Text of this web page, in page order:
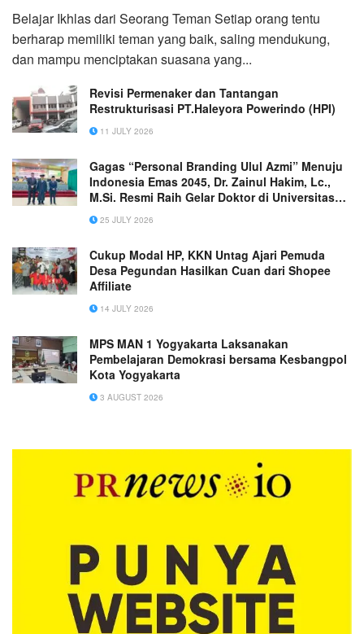
Belajar Ikhlas dari Seorang Teman Setiap orang tentu
berharap memiliki teman yang baik, saling mendukung,
dan mampu menciptakan suasana yang...
Revisi Permenaker dan Tantangan
Restrukturisasi PT.Haleyora Powerindo (HPI)
11 JULY 2026
Gagas “Personal Branding Ulul Azmi” Menuju
Indonesia Emas 2045, Dr. Zainul Hakim, Lc.,
M.Si. Resmi Raih Gelar Doktor di Universitas
PTIQ
25 JULY 2026
Cukup Modal HP, KKN Untag Ajari Pemuda
Desa Pegundan Hasilkan Cuan dari Shopee
Affiliate
14 JULY 2026
MPS MAN 1 Yogyakarta Laksanakan
Pembelajaran Demokrasi bersama Kesbangpol
Kota Yogyakarta
3 AUGUST 2026